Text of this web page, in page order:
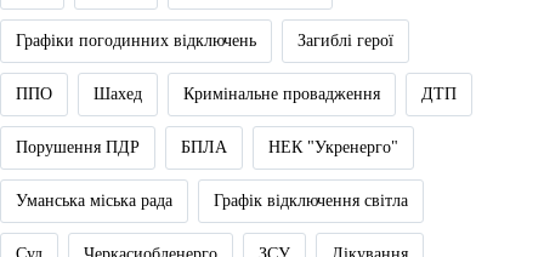
Графіки погодинних відключень Загиблі герої
ППО Шахед Кримінальне провадження ДТП
Порушення ПДР БПЛА НЕК "Укренерго"
Уманська міська рада Графік відключення світла